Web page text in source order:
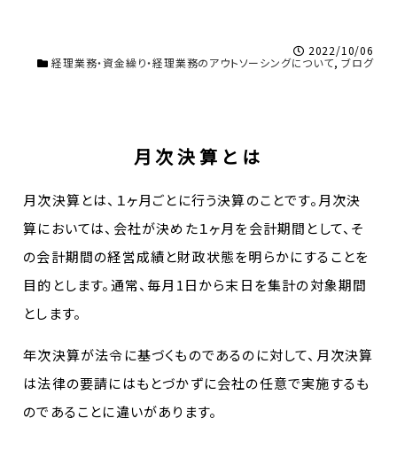
2022/10/06
経理業務・資金繰り・経理業務のアウトソーシングについて,ブログ
月次決算とは
月次決算とは、１ヶ月ごとに行う決算のことです。月次決
算においては、会社が決めた１ヶ月を会計期間として、そ
の会計期間の経営成績と財政状態を明らかにすることを
目的とします。通常、毎月1日から末日を集計の対象期間
とします。
年次決算が法令に基づくものであるのに対して、月次決算
は法律の要請にはもとづかずに会社の任意で実施するも
のであることに違いがあります。